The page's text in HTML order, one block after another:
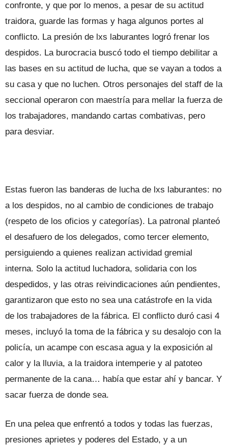
confronte, y que por lo menos, a pesar de su actitud
traidora, guarde las formas y haga algunos portes al
conflicto. La presión de lxs laburantes logró frenar los
despidos. La burocracia buscó todo el tiempo debilitar a
las bases en su actitud de lucha, que se vayan a todos a
su casa y que no luchen. Otros personajes del staff de la
seccional operaron con maestría para mellar la fuerza de
los trabajadores, mandando cartas combativas, pero
para desviar.
Estas fueron las banderas de lucha de lxs laburantes: no
a los despidos, no al cambio de condiciones de trabajo
(respeto de los oficios y categorías). La patronal planteó
el desafuero de los delegados, como tercer elemento,
persiguiendo a quienes realizan actividad gremial
interna. Solo la actitud luchadora, solidaria con los
despedidos, y las otras reivindicaciones aún pendientes,
garantizaron que esto no sea una catástrofe en la vida
de los trabajadores de la fábrica. El conflicto duró casi 4
meses, incluyó la toma de la fábrica y su desalojo con la
policía, un acampe con escasa agua y la exposición al
calor y la lluvia, a la traidora intemperie y al patoteo
permanente de la cana… había que estar ahí y bancar. Y
sacar fuerza de donde sea.
En una pelea que enfrentó a todos y todas las fuerzas,
presiones aprietes y poderes del Estado, y a un